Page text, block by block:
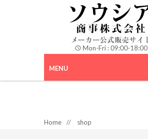
Mon-Fri : 09:00-18:00
Home // shop